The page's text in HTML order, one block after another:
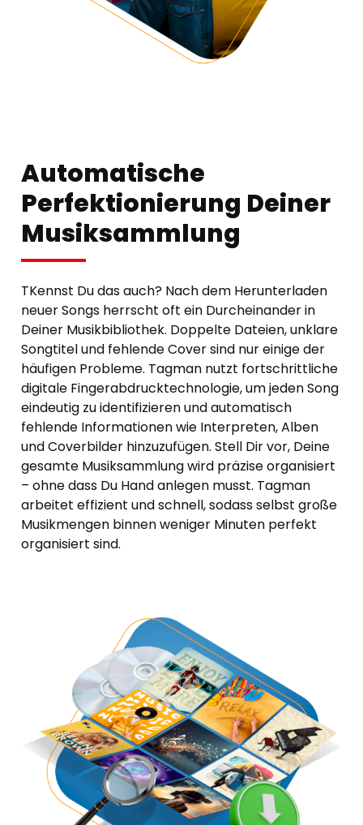
Automatische
Perfektionierung Deiner
Musiksammlung
TKennst Du das auch? Nach dem Herunterladen
neuer Songs herrscht oft ein Durcheinander in
Deiner Musikbibliothek. Doppelte Dateien, unklare
Songtitel und fehlende Cover sind nur einige der
häufigen Probleme. Tagman nutzt fortschrittliche
digitale Fingerabdrucktechnologie, um jeden Song
eindeutig zu identifizieren und automatisch
fehlende Informationen wie Interpreten, Alben
und Coverbilder hinzuzufügen. Stell Dir vor, Deine
gesamte Musiksammlung wird präzise organisiert
– ohne dass Du Hand anlegen musst. Tagman
arbeitet effizient und schnell, sodass selbst große
Musikmengen binnen weniger Minuten perfekt
organisiert sind.